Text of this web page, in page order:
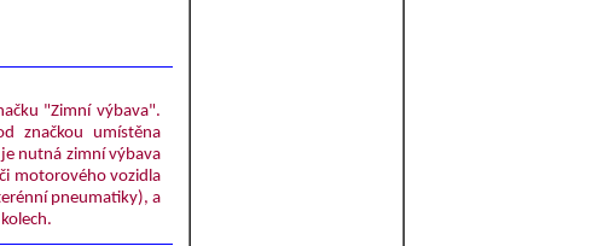
"Zimní výbava".
značkou umístěna
nutná zimní výbava
motorového vozidla
pneumatiky), a